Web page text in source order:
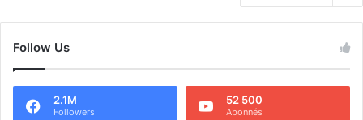
Follow Us
2.1M
Followers
52 500
Abonnés